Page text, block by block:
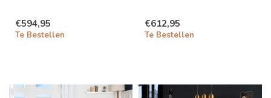
€594,95
Te Bestellen
€612,95
Te Bestellen